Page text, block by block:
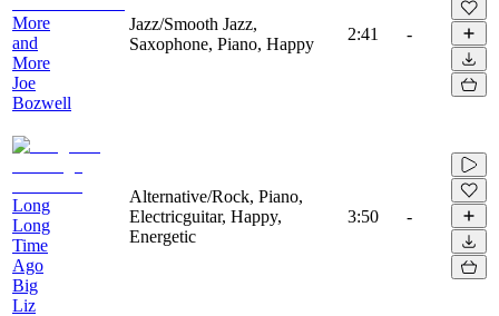
More
and
More
Joe
Bozwell
Jazz/Smooth Jazz,
Saxophone, Piano, Happy
2:41 -
Long
Long
Time
Ago
Big
Liz
Alternative/Rock, Piano,
Electricguitar, Happy,
Energetic
3:50 -